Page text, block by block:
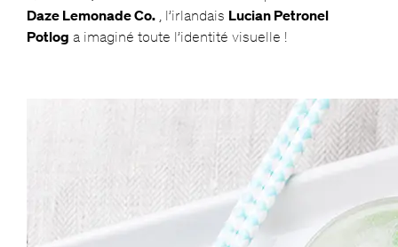
Daze Lemonade Co., l’irlandais Lucian Petronel
Potlog a imaginé toute l’identité visuelle !